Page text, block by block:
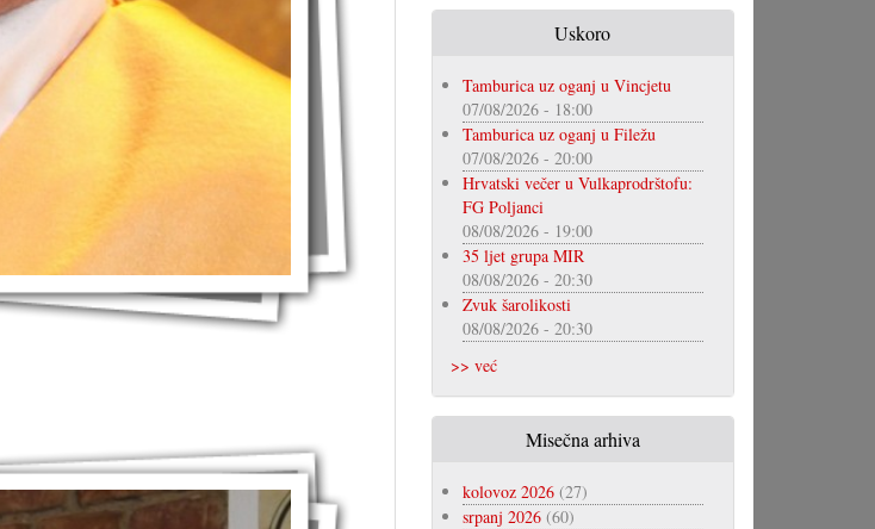
Uskoro
Tamburica uz oganj u Vincjetu
07/08/2026 - 18:00
Tamburica uz oganj u Filežu
07/08/2026 - 20:00
Hrvatski večer u Vulkaprodrštofu:
FG Poljanci
08/08/2026 - 19:00
35 ljet grupa MIR
08/08/2026 - 20:30
Zvuk šarolikosti
08/08/2026 - 20:30
>> već
Misečna arhiva
kolovoz 2026(27)
srpanj 2026(60)